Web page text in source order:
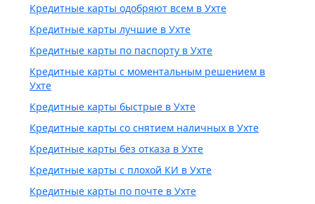
Кредитные карты одобряют всем в Ухте
Кредитные карты лучшие в Ухте
Кредитные карты по паспорту в Ухте
Кредитные карты с моментальным решением в
Ухте
Кредитные карты быстрые в Ухте
Кредитные карты со снятием наличных в Ухте
Кредитные карты без отказа в Ухте
Кредитные карты с плохой КИ в Ухте
Кредитные карты по почте в Ухте